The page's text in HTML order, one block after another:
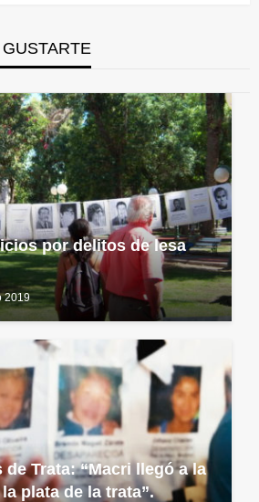
por delitos de lesa
2019
Trata: “Macri llegó a la
plata de la trata”.